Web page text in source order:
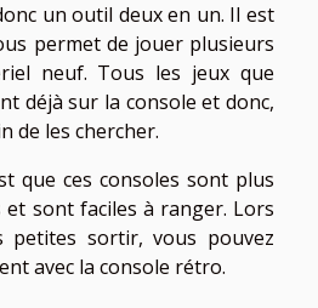
un outil deux en un. Il est
permet de jouer plusieurs
neuf. Tous les jeux que
déjà sur la console et donc,
de les chercher.
que ces consoles sont plus
sont faciles à ranger. Lors
petites sortir, vous pouvez
avec la console rétro.